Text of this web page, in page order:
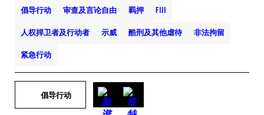
倡导行动 审查及言论自由 羁押 FIJI
人权捍卫者及行动者 示威 酷刑及其他虐待 非法拘留
紧急行动
倡导行动